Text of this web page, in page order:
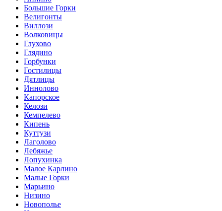
Большие Горки
Велигонты
Виллози
Волковицы
Глухово
Глядино
Горбунки
Гостилицы
Дятлицы
Иннолово
Капорское
Келози
Кемпелево
Кипень
Куттузи
Лаголово
Лебяжье
Лопухинка
Малое Карлино
Малые Горки
Марьино
Низино
Новополье